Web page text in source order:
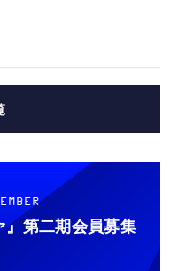
第二期会員募集